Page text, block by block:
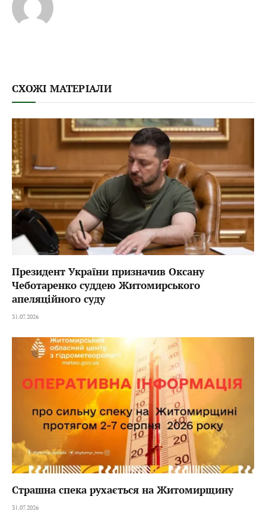
СХОЖІ МАТЕРІАЛИ
Президент України призначив Оксану
Чеботаренко суддею Житомирського
апеляційного суду
31.07.2026
Страшна спека рухається на Житомирщину
31.07.2026